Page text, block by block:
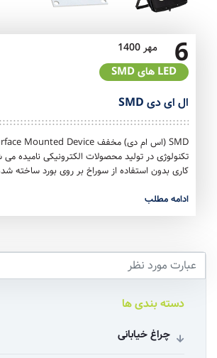
6 مهر 1400
LED های SMD
ال ای دی SMD
تکنولوژی در تولید محصولات الکترونیکی نامیده
کاری بدون استفاده از سوراخ بر روی بورد ساخته
ادامه مطلب
دسته بندی ها
چراغ خیابانی